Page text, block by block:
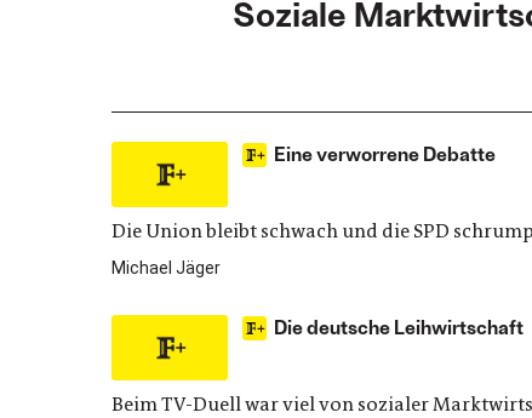
Soziale
Eine verworrene Debatte
Die Union bleibt schwach und die SPD
Michael Jäger
Die deutsche Leihwirtschaft
Beim TV-Duell war viel von sozialer